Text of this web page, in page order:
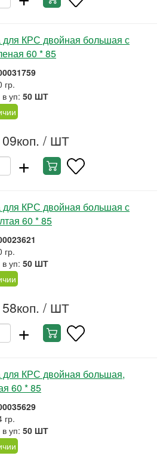
для КРС двойная большая с
60 * 85
гр.
уп: 50 ШТ
/ ШТ
+
для КРС двойная большая с
60 * 85
гр.
уп: 50 ШТ
/ ШТ
+
для КРС двойная большая,
60 * 85
гр.
уп: 50 ШТ